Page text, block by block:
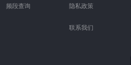
频段查询
隐私政策
联系我们